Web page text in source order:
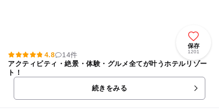
保存
1201
4.8
14件
アクティビティ・絶景・体験・グルメ全てが叶うホテルリゾー
ト！
続きをみる